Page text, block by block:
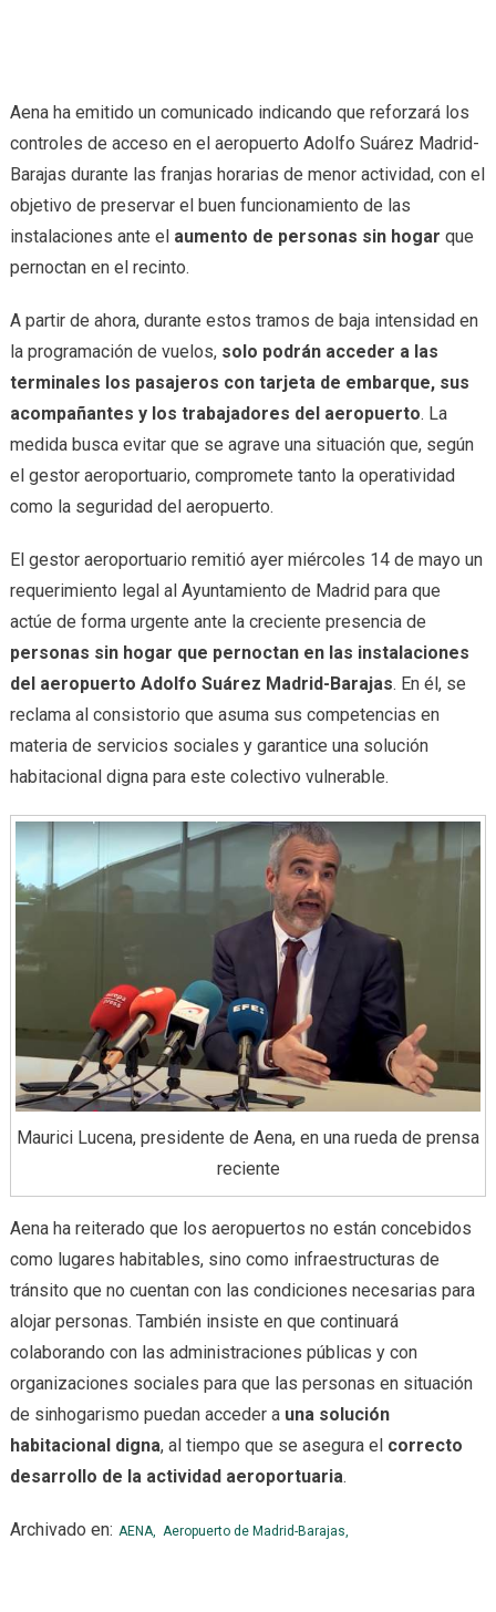
Aena ha emitido un comunicado indicando que reforzará los
controles de acceso en el aeropuerto Adolfo Suárez Madrid-
Barajas durante las franjas horarias de menor actividad, con el
objetivo de preservar el buen funcionamiento de las
instalaciones ante el aumento de personas sin hogar que
pernoctan en el recinto.
A partir de ahora, durante estos tramos de baja intensidad en
la programación de vuelos, solo podrán acceder a las
terminales los pasajeros con tarjeta de embarque, sus
acompañantes y los trabajadores del aeropuerto. La
medida busca evitar que se agrave una situación que, según
el gestor aeroportuario, compromete tanto la operatividad
como la seguridad del aeropuerto.
El gestor aeroportuario remitió ayer miércoles 14 de mayo un
requerimiento legal al Ayuntamiento de Madrid para que
actúe de forma urgente ante la creciente presencia de
personas sin hogar que pernoctan en las instalaciones
del aeropuerto Adolfo Suárez Madrid-Barajas. En él, se
reclama al consistorio que asuma sus competencias en
materia de servicios sociales y garantice una solución
habitacional digna para este colectivo vulnerable.
Maurici Lucena, presidente de Aena, en una rueda de prensa
reciente
Aena ha reiterado que los aeropuertos no están concebidos
como lugares habitables, sino como infraestructuras de
tránsito que no cuentan con las condiciones necesarias para
alojar personas. También insiste en que continuará
colaborando con las administraciones públicas y con
organizaciones sociales para que las personas en situación
de sinhogarismo puedan acceder a una solución
habitacional digna, al tiempo que se asegura el correcto
desarrollo de la actividad aeroportuaria.
Archivado en: AENA, Aeropuerto de Madrid-Barajas,